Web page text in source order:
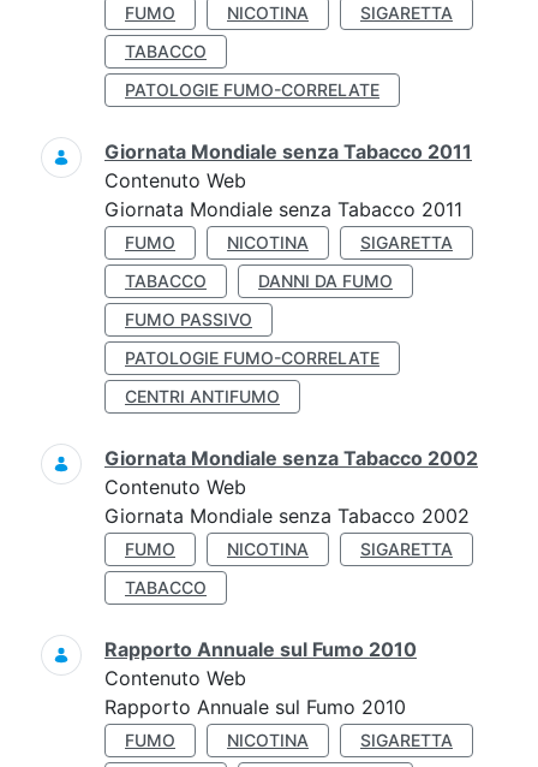
FUMO NICOTINA
SIGARETTA
TABACCO
PATOLOGIE FUMO-CORRELATE
Giornata Mondiale senza Tabacco 2011
Contenuto Web
Giornata Mondiale senza Tabacco 2011
FUMO NICOTINA
SIGARETTA
TABACCO
DANNI DA FUMO
FUMO PASSIVO
PATOLOGIE FUMO-CORRELATE
CENTRI ANTIFUMO
Giornata Mondiale senza Tabacco 2002
Contenuto Web
Giornata Mondiale senza Tabacco 2002
FUMO NICOTINA
SIGARETTA
TABACCO
Rapporto Annuale sul Fumo 2010
Contenuto Web
Rapporto Annuale sul Fumo 2010
FUMO NICOTINA
SIGARETTA